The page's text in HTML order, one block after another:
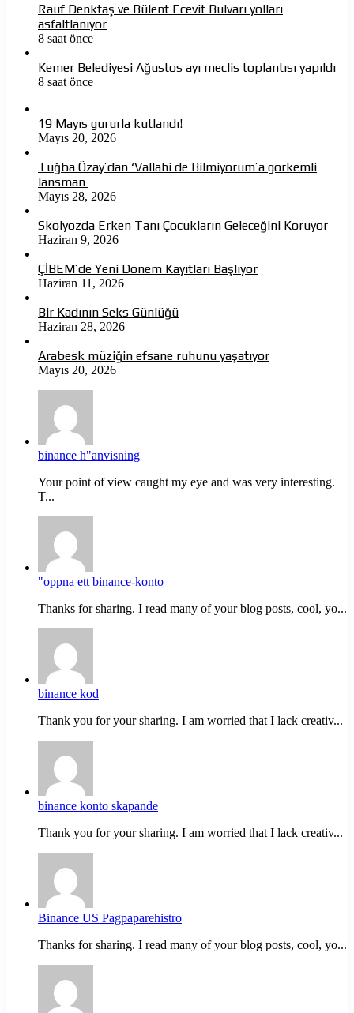
Rauf Denktaş ve Bülent Ecevit Bulvarı yolları
asfaltlanıyor
8 saat önce
Kemer Belediyesi Ağustos ayı meclis toplantısı yapıldı
8 saat önce
19 Mayıs gururla kutlandı!
Mayıs 20, 2026
Tuğba Özay’dan ‘Vallahi de Bilmiyorum’a görkemli
lansman
Mayıs 28, 2026
Skolyozda Erken Tanı Çocukların Geleceğini Koruyor
Haziran 9, 2026
ÇİBEM’de Yeni Dönem Kayıtları Başlıyor
Haziran 11, 2026
Bir Kadının Seks Günlüğü
Haziran 28, 2026
Arabesk müziğin efsane ruhunu yaşatıyor
Mayıs 20, 2026
binance h"anvisning
Your point of view caught my eye and was very interesting.
T...
"oppna ett binance-konto
Thanks for sharing. I read many of your blog posts, cool, yo...
binance kod
Thank you for your sharing. I am worried that I lack creativ...
binance konto skapande
Thank you for your sharing. I am worried that I lack creativ...
Binance US Pagpaparehistro
Thanks for sharing. I read many of your blog posts, cool, yo...